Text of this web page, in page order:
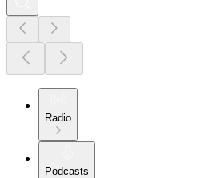
Radio
Podcasts